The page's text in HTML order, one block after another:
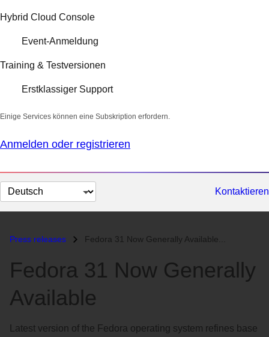
Hybrid Cloud Console
Event-Anmeldung
Training & Testversionen
Erstklassiger Support
Einige Services können eine Subskription erfordern.
Anmelden oder registrieren
Sprache
auswählen
Kontaktieren
Press releases Fedora 31 Now Generally Available...
Fedora 31 Now Generally
Available
Latest version of the Fedora operating system refines base